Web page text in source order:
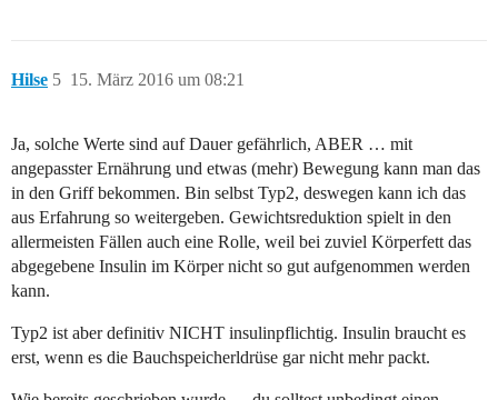
Hilse 15. März 2016 um 08:21
5
Ja, solche Werte sind auf Dauer gefährlich, ABER … mit
angepasster Ernährung und etwas (mehr) Bewegung kann man das
in den Griff bekommen. Bin selbst Typ2, deswegen kann ich das
aus Erfahrung so weitergeben. Gewichtsreduktion spielt in den
allermeisten Fällen auch eine Rolle, weil bei zuviel Körperfett das
abgegebene Insulin im Körper nicht so gut aufgenommen werden
kann.
Typ2 ist aber definitiv NICHT insulinpflichtig. Insulin braucht es
erst, wenn es die Bauchspeicherldrüse gar nicht mehr packt.